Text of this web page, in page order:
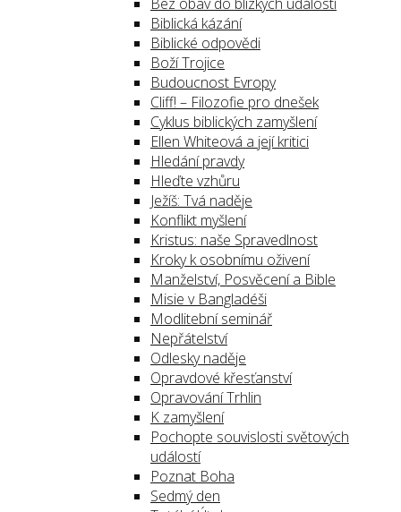
Biblická kázání
Biblické odpovědi
Boží Trojice
Budoucnost Evropy
Cliff! – Filozofie pro dnešek
Cyklus biblických zamyšlení
Ellen Whiteová a její kritici
Hledání pravdy
Hleďte vzhůru
Ježíš: Tvá naděje
Konflikt myšlení
Kristus: naše Spravedlnost
Kroky k osobnímu oživení
Manželství, Posvěcení a Bible
Misie v Bangladéši
Modlitební seminář
Nepřátelství
Odlesky naděje
Opravdové křesťanství
Opravování Trhlin
K zamyšlení
Pochopte souvislosti světových
událostí
Poznat Boha
Sedmý den